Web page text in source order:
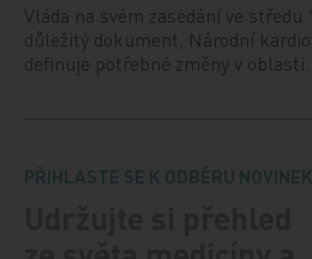
Vláda na svém zasedání ve
důležitý dokument, Národní
definuje potřebné změny v oblasti…
PŘIHLASTE SE K ODBĚRU NOVINEK.